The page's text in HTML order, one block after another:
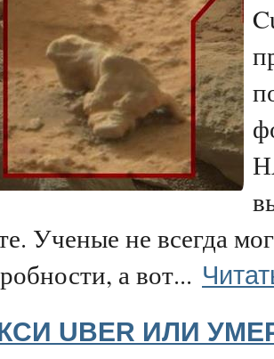
Ученые не всегда
а вот...
UBER ИЛИ